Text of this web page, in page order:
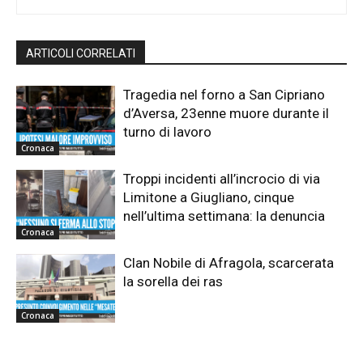
ARTICOLI CORRELATI
Cronaca
Tragedia nel forno a San Cipriano
d’Aversa, 23enne muore durante il
turno di lavoro
Cronaca
Troppi incidenti all’incrocio di via
Limitone a Giugliano, cinque
nell’ultima settimana: la denuncia
Cronaca
Clan Nobile di Afragola, scarcerata
la sorella dei ras